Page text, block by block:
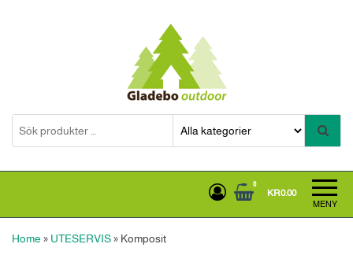
Gladebooutdoor
MENY
0
KR0.00
Home » UTESERVIS» Komposit